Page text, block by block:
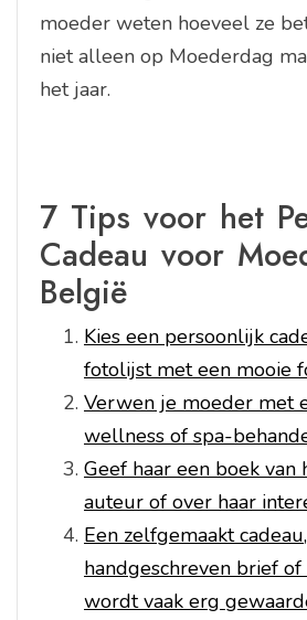
moeder weten hoeveel ze
niet alleen op Moederdag
het jaar.
7 Tips voor het
Cadeau voor
België
Kies een persoonlijk
fotolijst met een mooie
Verwen je moeder met
wellness of spa-
Geef haar een boek van
auteur of over haar
Een zelfgemaakt
handgeschreven brief
wordt vaak erg